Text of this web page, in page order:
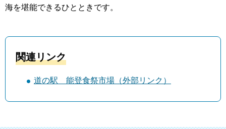
海を堪能できるひとときです。
関連リンク
道の駅 能登食祭市場（外部リンク）